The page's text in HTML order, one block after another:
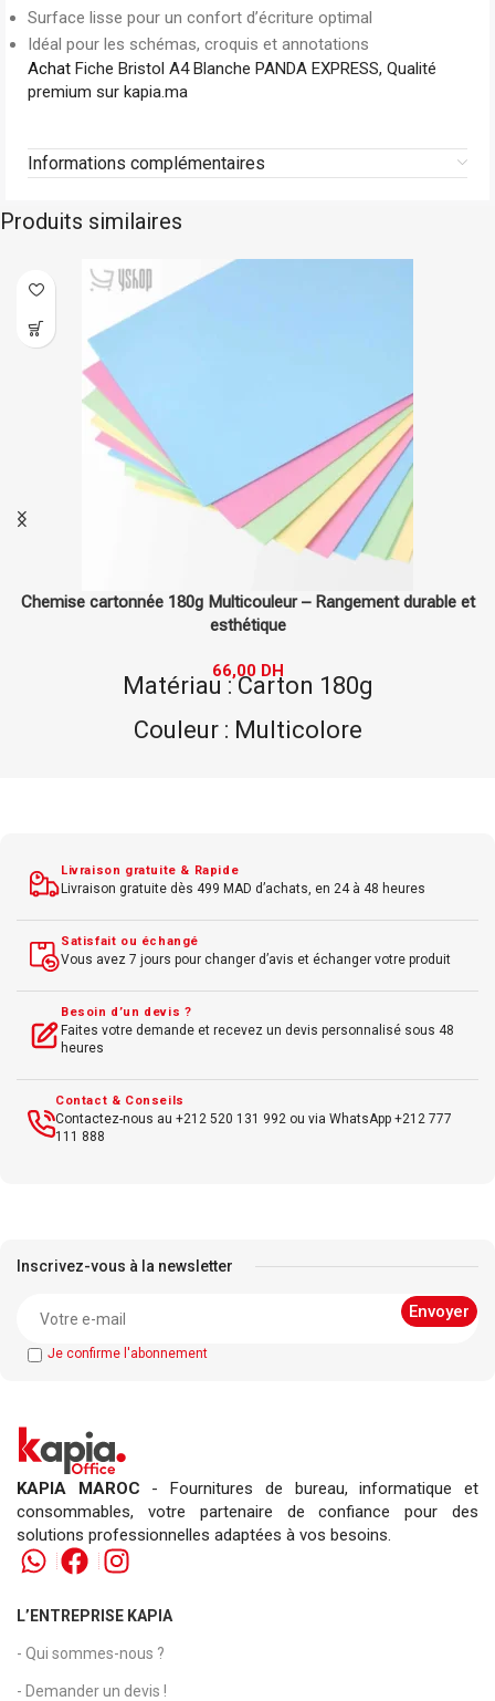
Surface lisse pour un confort d’écriture optimal
Idéal pour les schémas, croquis et annotations
Achat Fiche Bristol A4 Blanche PANDA EXPRESS, Qualité
premium sur kapia.ma
Informations complémentaires
Produits similaires
Chemise cartonnée 240g Multicouleur – Stockage de
documents solide et élégant
84,00
Matériau : Carton 240g
Couleur : Multicolore
Livraison gratuite & Rapide
Livraison gratuite dès 499 MAD d’achats, en 24 à 48 heures
Satisfait ou échangé
Vous avez 7 jours pour changer d’avis et échanger votre produit
Besoin d’un devis ?
Faites votre demande et recevez un devis personnalisé sous 48
heures
Contact & Conseils
Contactez-nous au +212 520 131 992 ou via WhatsApp +212 777
111 888
Inscrivez-vous à la newsletter
Je confirme l'abonnement
KAPIA MAROC - Fournitures de bureau, informatique et
consommables, votre partenaire de confiance pour des
solutions professionnelles adaptées à vos besoins.
L’ENTREPRISE KAPIA
- Qui sommes-nous ?
- Demander un devis !